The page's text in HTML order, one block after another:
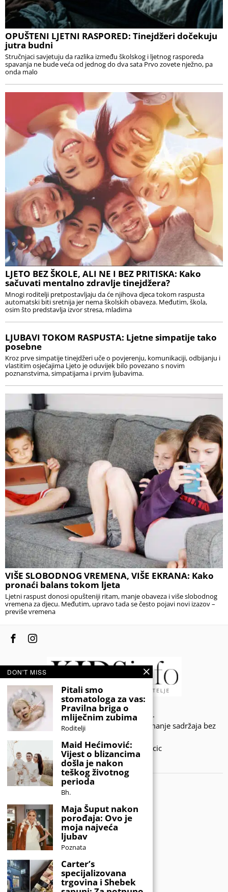
OPUŠTENI LJETNI RASPORED: Tinejdžeri dočekuju
jutra budni
Stručnjaci savjetuju da razlika između školskog i ljetnog rasporeda
spavanja ne bude veća od jednog do dva sata Prvo zovete nježno, pa
onda malo
LJETO BEZ ŠKOLE, ALI NE I BEZ PRITISKA: Kako
sačuvati mentalno zdravlje tinejdžera?
Mnogi roditelji pretpostavljaju da će njihova djeca tokom raspusta
automatski biti sretnija jer nema školskih obaveza. Međutim, škola,
osim što predstavlja izvor stresa, mladima
LJUBAVI TOKOM RASPUSTA: Ljetne simpatije tako
posebne
Kroz prve simpatije tinejdžeri uče o povjerenju, komunikaciji, odbijanju i
vlastitim osjećajima Ljeto je oduvijek bilo povezano s novim
poznanstvima, simpatijama i prvim ljubavima.
VIŠE SLOBODNOG VREMENA, VIŠE EKRANA: Kako
pronaći balans tokom ljeta
Ljetni raspust donosi opušteniji ritam, manje obaveza i više slobodnog
vremena za djecu. Međutim, upravo tada se često pojavi novi izazov –
previše vremena
© 2020 - KIDSINFO.BA.
Sva prava zadržana. Zabranjeno preuzimanje sadržaja bez
Developed by Amar SIjercic
IZAŠAO JE NOVI MAGAZIN!
DON'T MISS
Pitali smo
stomatologa za vas:
Pravilna briga o
mliječnim zubima
Roditelji
Maid Hećimović:
Vijest o blizancima
došla je nakon
teškog životnog
perioda
Bh.
Maja Šuput nakon
porođaja: Ovo je
moja najveća
ljubav
Poznata
Carter’s
specijalizovana
trgovina i Shebek